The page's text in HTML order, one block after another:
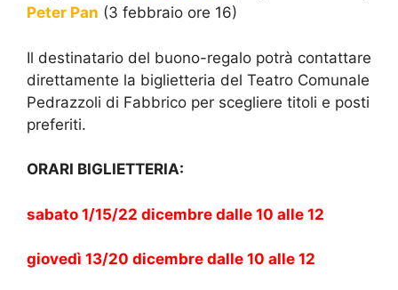
Peter Pan (3 febbraio ore 16)
Il destinatario del buono-regalo potrà contattare
direttamente la biglietteria del Teatro Comunale
Pedrazzoli di Fabbrico per scegliere titoli e posti
preferiti.
ORARI BIGLIETTERIA:
sabato 1/15/22 dicembre dalle 10 alle 12
giovedì 13/20 dicembre dalle 10 alle 12